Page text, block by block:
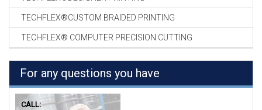
TECHFLEX®CUSTOM BRAIDED PRINTING
TECHFLEX® COMPUTER PRECISION CUTTING
For any questions you have
CALL: